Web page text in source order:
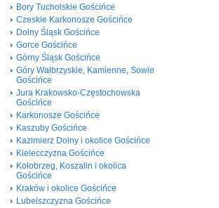
Bory Tucholskie Gościńce
Czeskie Karkonosze Gościńce
Dolny Śląsk Gościńce
Gorce Gościńce
Górny Śląsk Gościńce
Góry Wałbrzyskie, Kamienne, Sowie
Gościńce
Jura Krakowsko-Częstochowska
Gościńce
Karkonosze Gościńce
Kaszuby Gościńce
Kazimierz Dolny i okolice Gościńce
Kielecczyzna Gościńce
Kołobrzeg, Koszalin i okolica
Gościńce
Kraków i okolice Gościńce
Lubelszczyzna Gościńce